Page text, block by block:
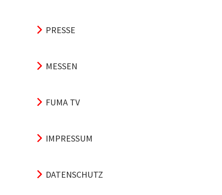
PRESSE
MESSEN
FUMA TV
IMPRESSUM
DATENSCHUTZ